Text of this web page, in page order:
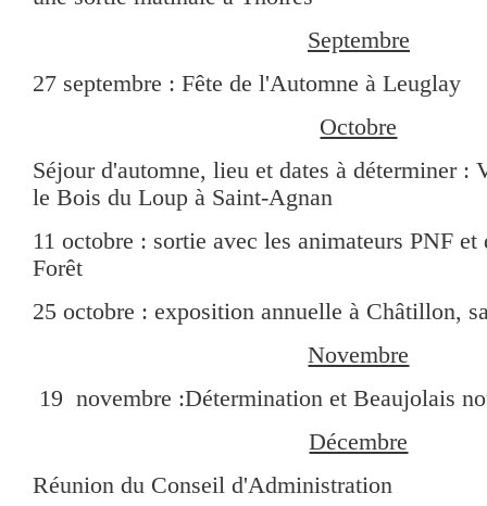
Septembre
27 septembre : Fête de l'Automne à Leuglay
Octobre
Séjour d'automne, lieu et dates à déterminer :
le Bois du Loup à Saint-Agnan
11 octobre : sortie avec les animateurs PNF
Forêt
25 octobre : exposition annuelle à Châtillon,
Novembre
19 novembre :Détermination et Beaujolais
Décembre
Réunion du Conseil d'Administration